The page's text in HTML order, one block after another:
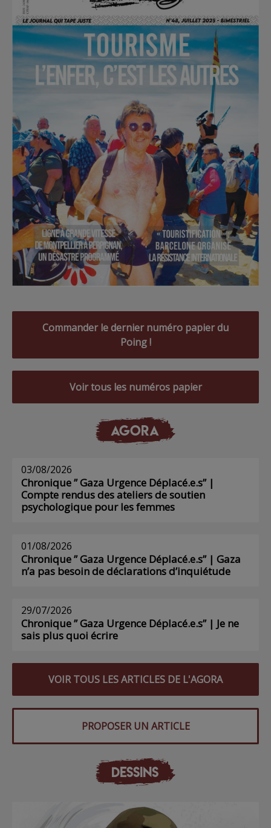
Commander le dernier numéro papier du
Poing !
Voir tous les numéros papier
AGORA
03/08/2026
Chronique ” Gaza Urgence Déplacé.e.s” |
Compte rendus des ateliers de soutien
psychologique pour les femmes
01/08/2026
Chronique ” Gaza Urgence Déplacé.e.s” | Gaza
n’a pas besoin de déclarations d’inquiétude
29/07/2026
Chronique ” Gaza Urgence Déplacé.e.s” | Je ne
sais plus quoi écrire
VOIR TOUS LES ARTICLES DE L'AGORA
PROPOSER UN ARTICLE
DESSINS